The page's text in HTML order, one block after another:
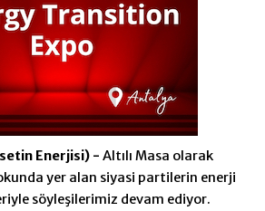
Enerjisi) - Altılı Masa olarak
yer alan siyasi partilerin enerji
söyleşilerimiz devam ediyor.